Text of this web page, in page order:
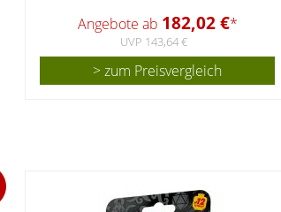
Angebote ab 182,02 €*
UVP 143,64 €
> zum Preisvergleich